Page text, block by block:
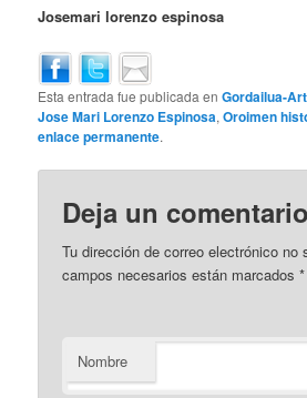
Josemari lorenzo espinosa
Esta entrada fue publicada enGordailua-
Jose Mari Lorenzo Espinosa,Oroimen
enlace permanente.
Deja un comentario
Tu dirección de correo electrónico no
campos necesarios están marcados*
Nombre